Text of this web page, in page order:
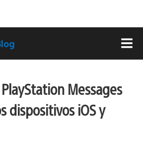
Messages
dispositivos iOS y